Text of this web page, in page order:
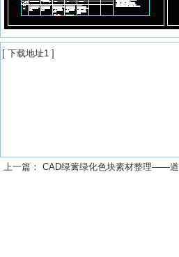
[ 下载地址1 ]
上一篇： CAD绿篱绿化色块素材整理——